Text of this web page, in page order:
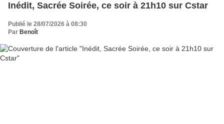
Inédit, Sacrée Soirée, ce soir à 21h10 sur Cstar
Publié le 28/07/2026 à 08:30
Par Benoît